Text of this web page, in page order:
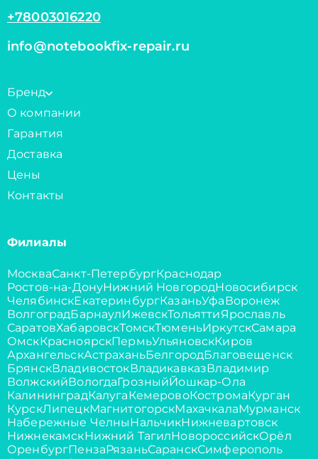
+78003016220
info@notebookfix-repair.ru
Бренд
О компании
Гарантия
Доставка
Цены
Контакты
Филиалы
МоскваСанкт-ПетербургКраснодар
Ростов-на-ДонуНижний НовгородНовосибирск
ЧелябинскЕкатеринбургКазаньУфаВоронеж
ВолгоградБарнаулИжевскТольяттиЯрославль
СаратовХабаровскТомскТюменьИркутскСамара
ОмскКрасноярскПермьУльяновскКиров
АрхангельскАстраханьБелгородБлаговещенск
БрянскВладивостокВладикавказВладимир
ВолжскийВологдаГрозныйЙошкар-Ола
КалининградКалугаКемеровоКостромаКурган
КурскЛипецкМагнитогорскМахачкалаМурманск
Набережные ЧелныНальчикНижневартовск
НижнекамскНижний ТагилНовороссийскОрёл
ОренбургПензаРязаньСаранскСимферополь